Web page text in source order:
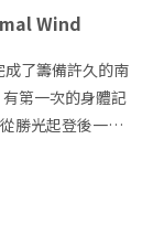
Wind
了籌備許久的南
第一次的身體記
勝光起登後一路
話的過程。▸重溫